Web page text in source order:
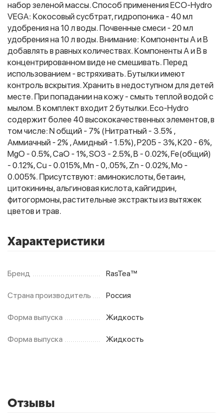
набор зеленой массы. Способ применения ECO-Hydro
VEGA: Кокосовый сусбтрат, гидропоника - 40 мл
удобрения на 10 л воды. Почвенные смеси - 20 мл
удобрения на 10 л воды. Внимание: Компоненты A и B
добавлять в равных количествах. Компоненты A и B в
концентрированном виде не смешивать. Перед
использованием - встряхивать. Бутылки имеют
контроль вскрытия. Хранить в недоступном для детей
месте. При попадании на кожу - смыть теплой водой с
мылом. В комплект входит 2 бутылки. Eco-Hydro
содержит более 40 высококачественных элементов, в
том числе: N общий - 7% (Нитратный - 3.5% ,
Аммиачный - 2% , Амидный - 1.5%), P205 - 3%, K20 - 6%,
MgO - 0.5%, CaO - 1%, SO3 - 2.5%, B - 0.02%, Fe(общий)
- 0.12%, Cu - 0.015%, Mn - 0,.05%, Zn - 0.02%, Mo -
0.005%. Присутствуют: аминокислоты, бетаин,
цитокинины, альгиновая кислота, кайгидрин,
фитогормоны, растительные экстракты из вытяжек
цветов и трав.
Характеристики
Бренд RasTea™
Страна производитель Россия
Форма выпуска Жидкость
Форма выпуска Жидкость
Отзывы